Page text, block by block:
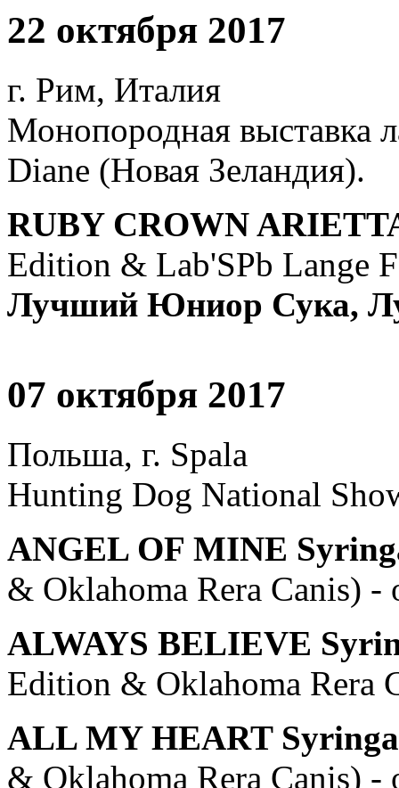
22 октября 2017
г. Рим, Италия
Монопородная выставка
Diane (Новая Зеландия).
RUBY CROWN
Edition & Lab'SPb Lange
Лучший Юниор Сука,
07 октября 2017
Польша, г. Spala
Hunting Dog National
ANGEL OF MINE
& Oklahoma Rera Canis) -
ALWAYS BELIEVE
Edition & Oklahoma Rera
ALL MY HEART
& Oklahoma Rera Canis) -